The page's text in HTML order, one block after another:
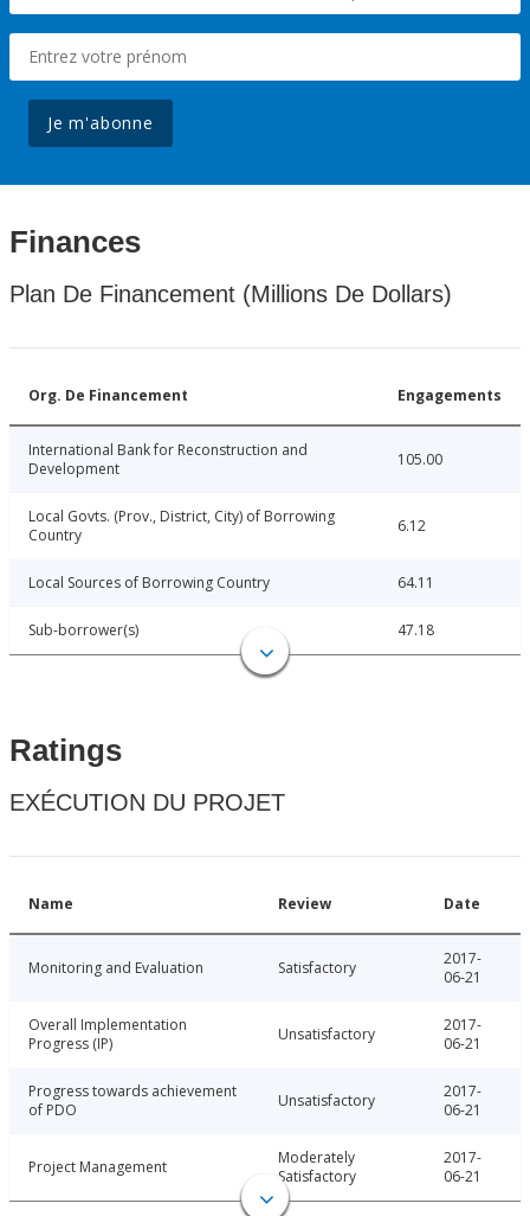
Je m'abonne
Finances
Plan De Financement (Millions De Dollars)
Org. De Financement Engagements
International Bank for Reconstruction and
Development
105.00
Local Govts. (Prov., District, City) of Borrowing
Country
6.12
Local Sources of Borrowing Country 64.11
Sub-borrower(s) 47.18
Ratings
EXÉCUTION DU PROJET
Name Review Date
Monitoring and Evaluation Satisfactory
2017-
06-21
Overall Implementation
Progress (IP)
Unsatisfactory
2017-
06-21
Progress towards achievement
of PDO
Unsatisfactory
2017-
06-21
Project Management
Moderately
Satisfactory
2017-
06-21